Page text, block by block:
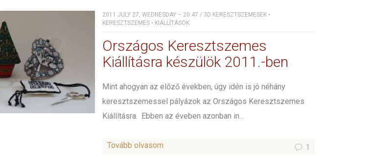
2011 JULY 27, WEDNESDAY – 20:47 / 3D KERESZTSZEMESEK •
KERESZTSZEMES • KIÁLLÍTÁSOK
Országos Keresztszemes
Kiállításra készülök 2011.-ben
Mint ahogyan az előző években, úgy idén is jó néhány
keresztszemessel pályázok az Országos Keresztszemes
Kiállításra. Ebben az éveben azonban in...
Tovább olvasom 1